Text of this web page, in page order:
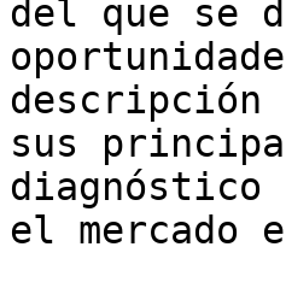
del que se
descripción
sus
diagnóstico
el mercado